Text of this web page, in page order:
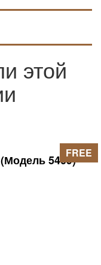
этой
5409)FREE